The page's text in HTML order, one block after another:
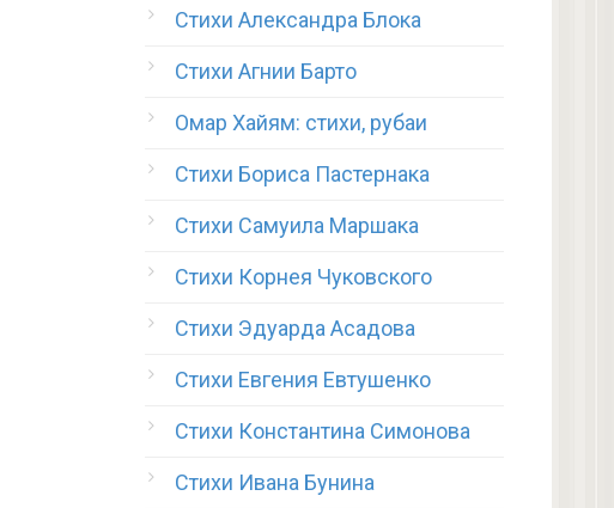
Стихи Александра Блока
Стихи Агнии Барто
Омар Хайям: стихи, рубаи
Стихи Бориса Пастернака
Стихи Самуила Маршака
Стихи Корнея Чуковского
Стихи Эдуарда Асадова
Стихи Евгения Евтушенко
Стихи Константина Симонова
Стихи Ивана Бунина